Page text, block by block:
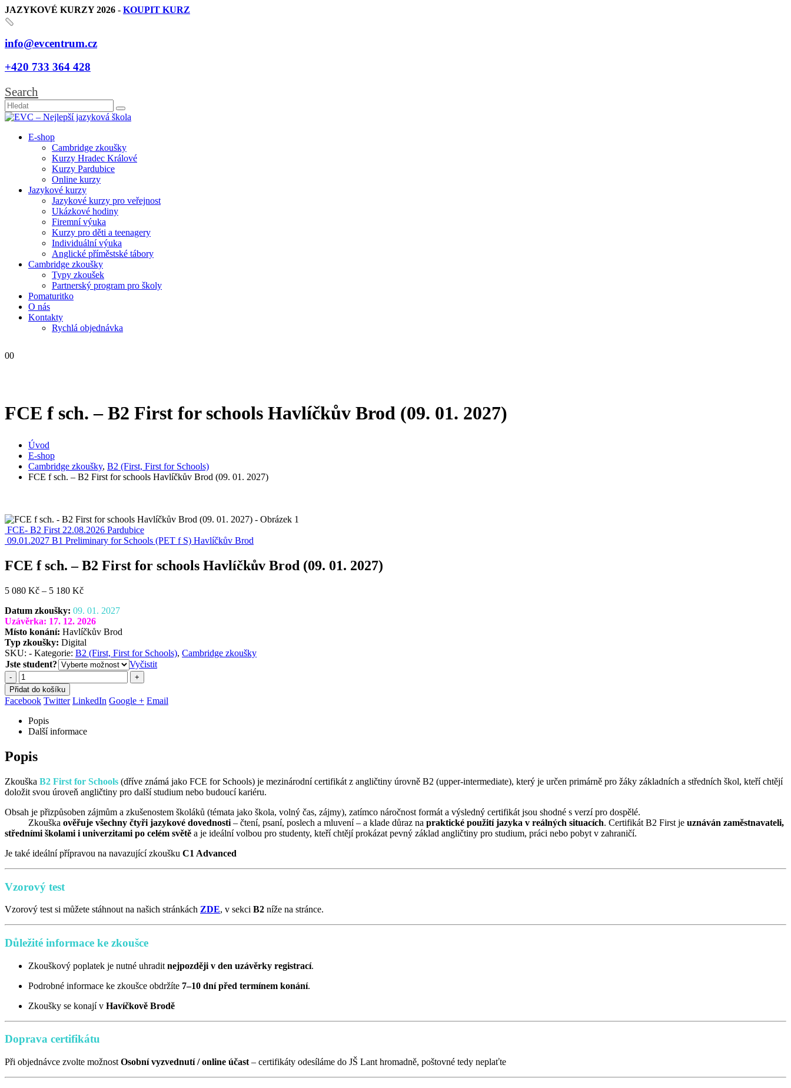
JAZYKOVÉ KURZY 2026 - KOUPIT KURZ
info@evcentrum.cz
+420 733 364 428
Search
E-shop
Cambridge zkoušky
Kurzy Hradec Králové
Kurzy Pardubice
Online kurzy
Jazykové kurzy
Jazykové kurzy pro veřejnost
Ukázkové hodiny
Firemní výuka
Kurzy pro děti a teenagery
Individuální výuka
Anglické příměstské tábory
Cambridge zkoušky
Typy zkoušek
Partnerský program pro školy
Pomaturitko
O nás
Kontakty
Rychlá objednávka
00
FCE f sch. – B2 First for schools Havlíčkův Brod (09. 01. 2027)
Úvod
E-shop
Cambridge zkoušky, B2 (First, First for Schools)
FCE f sch. – B2 First for schools Havlíčkův Brod (09. 01. 2027)
FCE- B2 First 22.08.2026 Pardubice
09.01.2027 B1 Preliminary for Schools (PET f S) Havlíčkův Brod
FCE f sch. – B2 First for schools Havlíčkův Brod (09. 01. 2027)
5 080 Kč – 5 180 KčRozpětí
5
080 Kč
až
5
180 Kč
Datum zkoušky: 09. 01. 2027
Uzávěrka: 17. 12. 2026
Místo konání: Havlíčkův Brod
Typ zkoušky: Digital
SKU: - Kategorie: B2 (First, First for Schools), Cambridge zkoušky
Jste student?
Vyčistit
-
+
Přidat do košíku
Facebook Twitter LinkedIn Google + Email
Popis
Další informace
Popis
Zkouška B2 First for Schools (dříve známá jako FCE for Schools) je mezinárodní certifikát z angličtiny úrovně B2 (upper-intermediate), který je určen primárně pro žáky základních a středních škol, kteří chtějí
doložit svou úroveň angličtiny pro další studium nebo budoucí kariéru.
Obsah je přizpůsoben zájmům a zkušenostem školáků (témata jako škola, volný čas, zájmy), zatímco náročnost formát a výsledný certifikát jsou shodné s verzí pro dospělé.
Zkouška ověřuje všechny čtyři jazykové dovednosti – čtení, psaní, poslech a mluvení – a klade důraz na praktické použití jazyka v reálných situacích. Certifikát B2 First je uznáván zaměstnavateli,
středními školami i univerzitami po celém světě a je ideální volbou pro studenty, kteří chtějí prokázat pevný základ angličtiny pro studium, práci nebo pobyt v zahraničí.
Je také ideální přípravou na navazující zkoušku C1 Advanced
Vzorový test
Vzorový test si můžete stáhnout na našich stránkách ZDE, v sekci B2 níže na stránce.
Důležité informace ke zkoušce
Zkouškový poplatek je nutné uhradit nejpozději v den uzávěrky registrací.
Podrobné informace ke zkoušce obdržíte 7–10 dní před termínem konání.
Zkoušky se konají v Havíčkově Brodě
Doprava certifikátu
Při objednávce zvolte možnost Osobní vyzvednutí / online účast – certifikáty odesíláme do JŠ Lant hromadně, poštovné tedy neplaťte